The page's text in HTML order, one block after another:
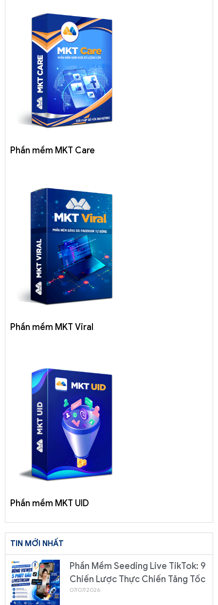
Phần mềm MKT Care
Phần mềm MKT Viral
Phần mềm MKT UID
TIN MỚI NHẤT
Phần Mềm Seeding Live TikTok: 9
Chiến Lược Thực Chiến Tăng Tốc
07/07/2026